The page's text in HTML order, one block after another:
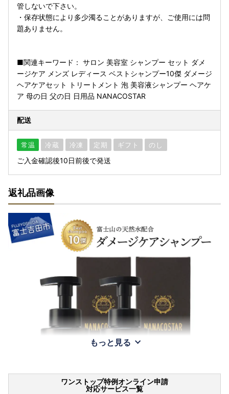
管しないで下さい。
・保存状態により多少濁ることがありますが、ご使用には問
題ありません。
■関連キーワード： サロン 美容室 シャンプー セット ダメ
ージケア メンズ レディース ベストシャンプー10傑 ダメージ
ヘアケアセット トリートメント 泡 美容液シャンプー ヘアケ
ア 母の日 父の日 日用品 NANACOSTAR
配送
常温 冷蔵 冷凍 定期 ギフト のし
ご入金確認後10日前後で発送
返礼品画像
もっと見る
ワンストップ特例オンライン申請
対応サービス一覧